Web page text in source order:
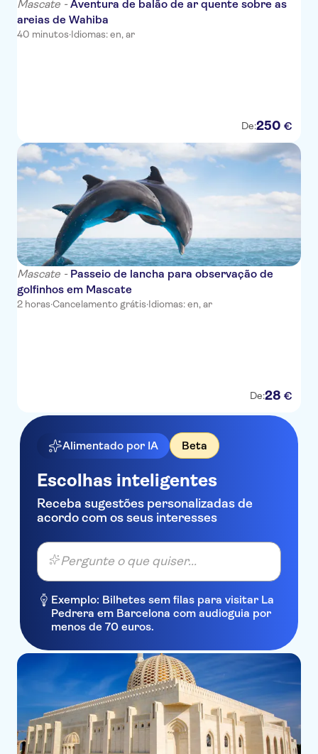
Mascate -Aventura de balão de ar quente sobre as
areias de Wahiba
40 minutos·Idiomas: en, ar
De:250 €
Mascate - Passeio de lancha para observação de
golfinhos em Mascate
2 horas·Cancelamento grátis·Idiomas: en, ar
De:28 €
Alimentado por IA Beta
Escolhas inteligentes
Receba sugestões personalizadas de
acordo com os seus interesses
Pergunte o que quiser...
Exemplo: Bilhetes sem filas para visitar La
Pedrera em Barcelona com audioguia por
menos de 70 euros.